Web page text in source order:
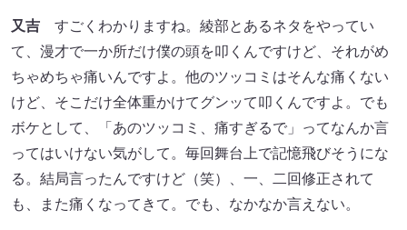
又吉 すごくわかりますね。綾部とあるネタをやってい
て、漫才で一か所だけ僕の頭を叩くんですけど、それがめ
ちゃめちゃ痛いんですよ。他のツッコミはそんな痛くない
けど、そこだけ全体重かけてグンッて叩くんですよ。でも
ボケとして、「あのツッコミ、痛すぎるで」ってなんか言
ってはいけない気がして。毎回舞台上で記憶飛びそうにな
る。結局言ったんですけど（笑）、一、二回修正されて
も、また痛くなってきて。でも、なかなか言えない。